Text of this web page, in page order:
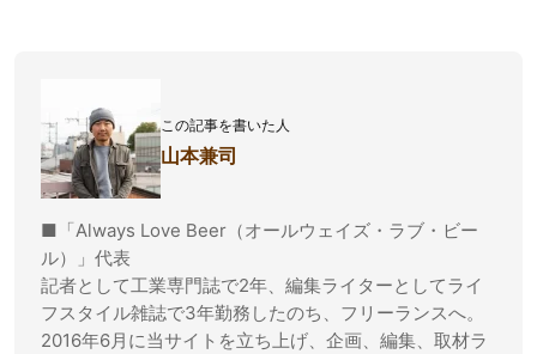
この記事を書いた人
山本兼司
■「Always Love Beer（オールウェイズ・ラブ・ビー
ル）」代表
記者として工業専門誌で2年、編集ライターとしてライ
フスタイル雑誌で3年勤務したのち、フリーランスへ。
2016年6月に当サイトを立ち上げ、企画、編集、取材ラ